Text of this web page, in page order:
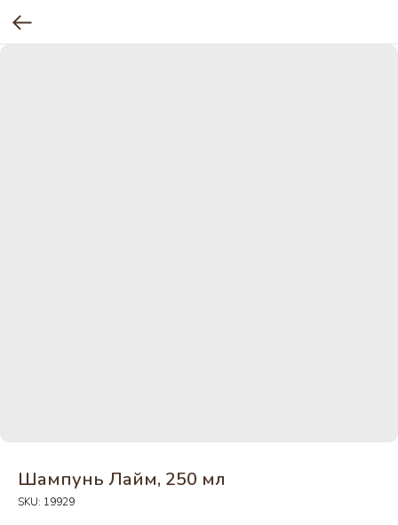
Шампунь Лайм, 250 мл
SKU: 19929